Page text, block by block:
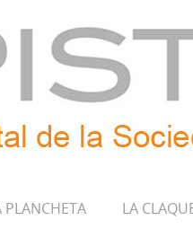
PLANCHETA LA